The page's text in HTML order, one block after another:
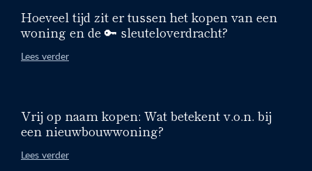
Hoeveel tijd zit er tussen het kopen van een
woning en de 🔑 sleuteloverdracht?
Lees verder
Vrij op naam kopen: Wat betekent v.o.n. bij
een nieuwbouwwoning?
Lees verder